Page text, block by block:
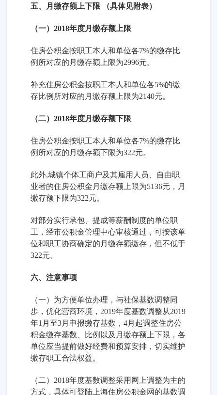
五、月缴存额上下限 （具体见附表）
（一）2018年度月缴存额上限
住房公积金按职工本人和单位各7%的缴存比
例所对应的月缴存额上限为2996元。
补充住房公积金按职工本人和单位各5%的缴
存比例所对应的月缴存额上限为2140元。
（二）2018年度月缴存额下限
住房公积金按职工本人和单位各7%的缴存比
例所对应的月缴存额下限为322元。
此外,城镇个体工商户及其雇用人员、自由职
业者的住房公积金月缴存额上限为5136元，月
缴存额下限为322元。
对部分实行承包、提成等薪酬制度的单位职
工，经市公积金管理中心审核通过，可按该单
位和职工协商确定的月缴存额缴存，但不低于
322元。
六、注意事项
（一）为方便单位办理，与社保基数调整同
步，优化营商环境，2019年度基数调整从2019
年1月至3月申报缴存基数，4月起调整住房公
积金缴存基数、比例以及月缴存额上下限，各
单位应当提前做好经费和预算安排，切实维护
缴存职工合法权益。
（二）2018年度基数调整采用网上调整为主的
方式，具体可登陆上海住房公积金网的基数调